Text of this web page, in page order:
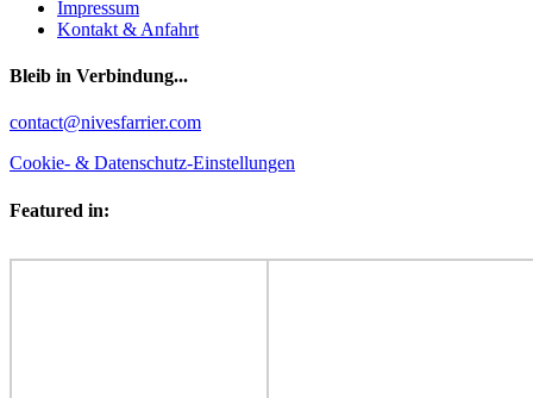
Impressum
Kontakt & Anfahrt
Bleib in Verbindung...
Facebook
YouTube
Instagram
contact@nivesfarrier.com
Cookie- & Datenschutz-Einstellungen
Featured in: